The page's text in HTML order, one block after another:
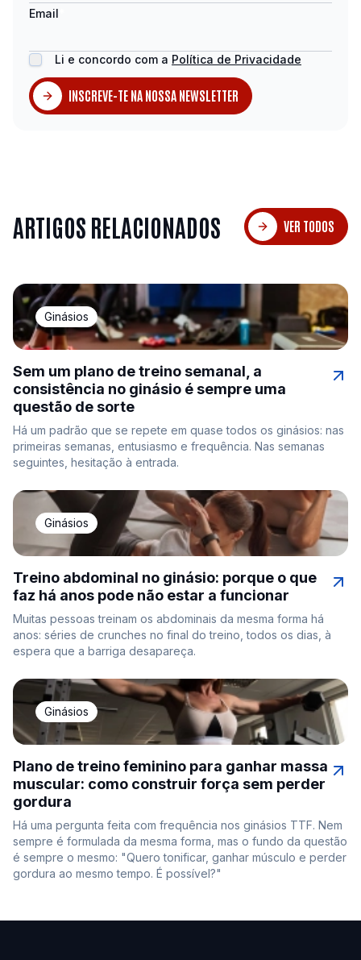
Email
Li e concordo com a Política de Privacidade
INSCREVE-TE NA NOSSA NEWSLETTER
ARTIGOS RELACIONADOS VER TODOS
Ginásios
Sem um plano de treino semanal, a
consistência no ginásio é sempre uma
questão de sorte
Há um padrão que se repete em quase todos os ginásios: nas
primeiras semanas, entusiasmo e frequência. Nas semanas
seguintes, hesitação à entrada.
Ginásios
Treino abdominal no ginásio: porque o que
faz há anos pode não estar a funcionar
Muitas pessoas treinam os abdominais da mesma forma há
anos: séries de crunches no final do treino, todos os dias, à
espera que a barriga desapareça.
Ginásios
Plano de treino feminino para ganhar massa
muscular: como construir força sem perder
gordura
Há uma pergunta feita com frequência nos ginásios TTF. Nem
sempre é formulada da mesma forma, mas o fundo da questão
é sempre o mesmo: "Quero tonificar, ganhar músculo e perder
gordura ao mesmo tempo. É possível?"